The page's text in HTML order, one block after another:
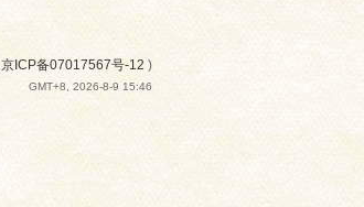
京ICP备07017567号-12 )
GMT+8, 2026-8-9 15:46